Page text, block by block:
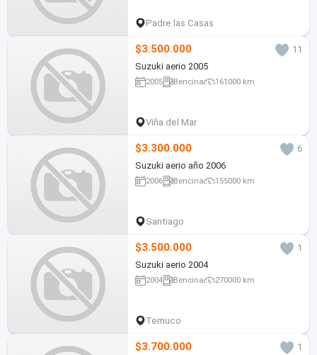
Padre las Casas
$3.500.000
11
Suzuki aerio 2005
2005 Bencina 161000 km
Viña del Mar
$3.300.000
6
Suzuki aerio año 2006
2006 Bencina 155000 km
Santiago
$3.500.000
1
Suzuki aerio 2004
2004 Bencina 270000 km
Temuco
$3.700.000 1